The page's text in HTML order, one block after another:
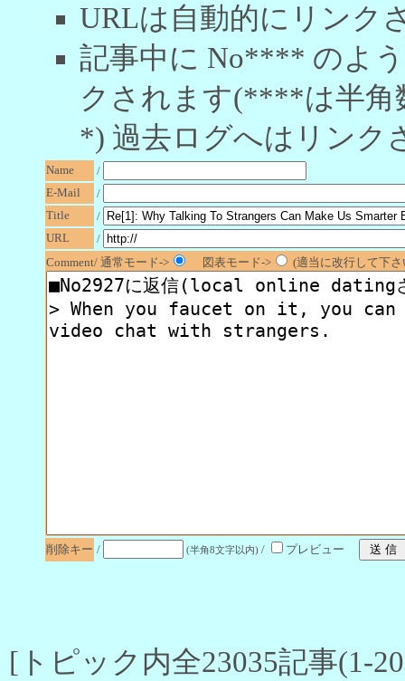
URLは自動的にリンク
記事中に No**** のよ
クされます(****は半角
*) 過去ログへはリンク
Name
/
E-Mail
/
Title
/
URL
/
Comment/ 通常モード->
図表モード-> (適当に改行して下
削除キー / (半角8文字以内) / プレビュー
[トピック内全23035記事(1-